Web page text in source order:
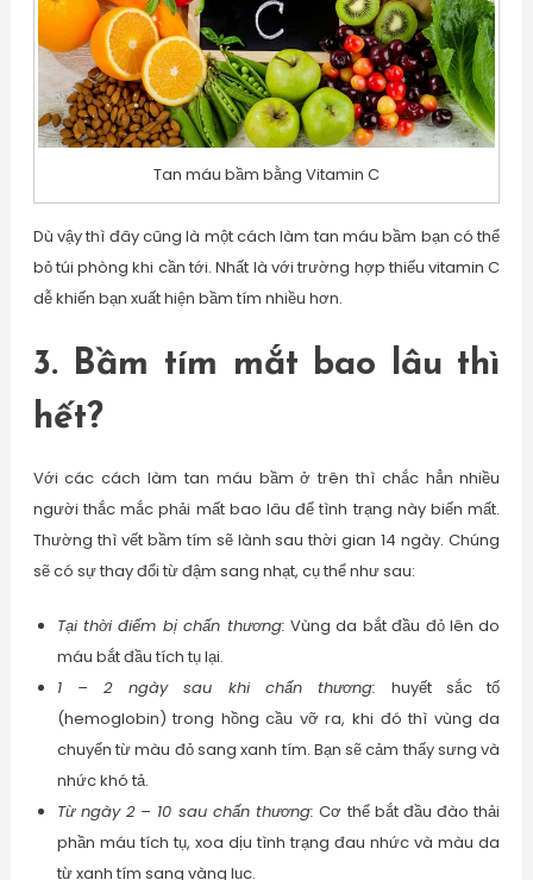
Tan máu bầm bằng Vitamin C
Dù vậy thì đây cũng là một cách làm tan máu bầm bạn có thể
bỏ túi phòng khi cần tới. Nhất là với trường hợp thiếu vitamin C
dễ khiến bạn xuất hiện bầm tím nhiều hơn.
3. Bầm tím mắt bao lâu thì
hết?
Với các cách làm tan máu bầm ở trên thì chắc hẳn nhiều
người thắc mắc phải mất bao lâu để tình trạng này biến mất.
Thường thì vết bầm tím sẽ lành sau thời gian 14 ngày. Chúng
sẽ có sự thay đổi từ đậm sang nhạt, cụ thể như sau:
Tại thời điểm bị chấn thương: Vùng da bắt đầu đỏ lên do
máu bắt đầu tích tụ lại.
1 – 2 ngày sau khi chấn thương: huyết sắc tố
(hemoglobin) trong hồng cầu vỡ ra, khi đó thì vùng da
chuyển từ màu đỏ sang xanh tím. Bạn sẽ cảm thấy sưng và
nhức khó tả.
Từ ngày 2 – 10 sau chấn thương: Cơ thể bắt đầu đào thải
phần máu tích tụ, xoa dịu tình trạng đau nhức và màu da
từ xanh tím sang vàng lục.